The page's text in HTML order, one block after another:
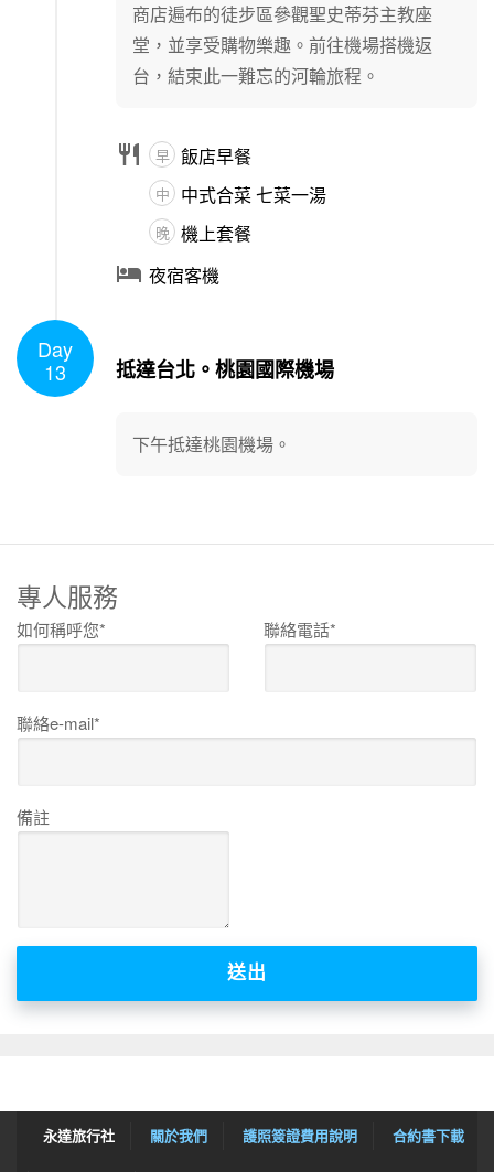
商店遍布的徒步區參觀聖史蒂芬主教座
堂，並享受購物樂趣。前往機場搭機返
台，結束此一難忘的河輪旅程。
 早 飯店早餐
中 中式合菜 七菜一湯
晚 機上套餐
 夜宿客機
Day
13
抵達台北。桃園國際機場
下午抵達桃園機場。
專人服務
如何稱呼您* 聯絡電話*
聯絡e-mail*
備註
送出
永達旅行社 關於我們 護照簽證費用說明 合約書下載